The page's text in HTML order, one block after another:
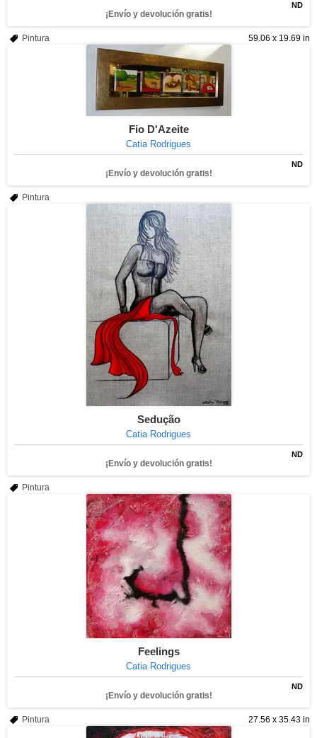
ND
¡Envío y devolución gratis!
59.06 x 19.69 in
Pintura
Fio D'Azeite
Catia Rodrigues
ND
¡Envío y devolución gratis!
Pintura
Sedução
Catia Rodrigues
ND
¡Envío y devolución gratis!
Pintura
Feelings
Catia Rodrigues
ND
¡Envío y devolución gratis!
27.56 x 35.43 in
Pintura